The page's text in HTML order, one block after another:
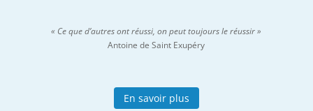
« Ce que d’autres ont réussi, on peut toujours le réussir »
Antoine de Saint Exupéry
En savoir plus